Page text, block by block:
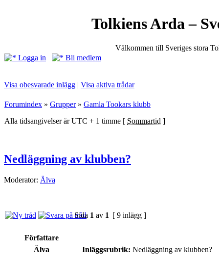
Tolkiens Arda –
Välkommen till Sveriges stora
Logga in
Bli medlem
Visa obesvarade inlägg | Visa aktiva trådar
Forumindex » Grupper» Gamla Tookars klubb
Alla tidsangivelser är UTC + 1 timme [ Sommartid ]
Nedläggning av klubben?
Moderator: Älva
Sida 1 av 1 [ 9 inlägg ]
Författare
Älva
Inläggsrubrik: Nedläggning av klubben?